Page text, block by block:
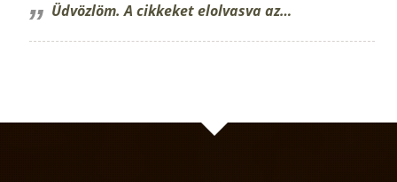
Üdvözlöm. A cikkeket elolvasva az…